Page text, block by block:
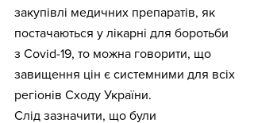
закупівлі медичних препаратів, як
постачаються у лікарні для боротьби
з Сovid-19, то можна говорити, що
завищення цін є системними для всіх
регіонів Сходу України.
Слід зазначити, що були